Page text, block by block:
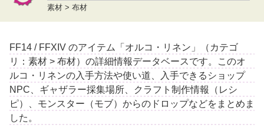
素材 > 布材
FF14 / FFXIV のアイテム「オルコ・リネン」（カテゴ
リ：素材 > 布材）の詳細情報データベースです。このオ
ルコ・リネンの入手方法や使い道、入手できるショップ
NPC、ギャザラー採集場所、クラフト制作情報（レシ
ピ）、モンスター（モブ）からのドロップなどをまとめま
した。